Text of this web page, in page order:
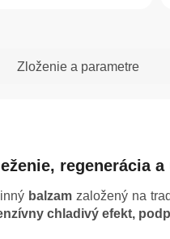
Zloženie a parametre
regenerácia
balzamzaložený na
chladivý efekt,